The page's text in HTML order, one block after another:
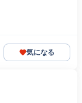
気になる